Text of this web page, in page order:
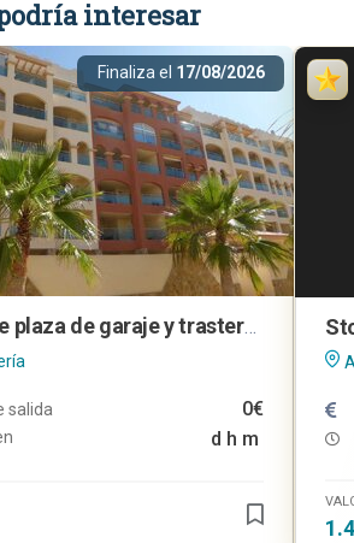
interesar
Finaliza el 17/08/2026
Subasta de plaza de garaje y trastero en El Ejido (Almería)
salida 0€
d h m